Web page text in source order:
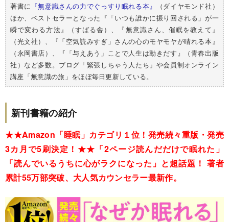
著書に 『無意識さんの力でぐっすり眠れる本』
（ダイヤモンド社）
ほか、ベストセラーとなった『「いつも誰かに振り回される」が一
瞬で変わる方法』（すばる舎）、『無意識さん、催眠を教えて』
（光文社）、『「空気読みすぎ」さんの心のモヤモヤが晴れる本』
（永岡書店）、『「与えあう」ことで人生は動きだす』（青春出版
社）など多数。ブログ「緊張しちゃう人たち」や会員制オンライン
講座「無意識の旅」をほぼ毎日更新している。
新刊書籍の紹介
★★Amazon「睡眠」カテゴリ１位！発売続々重版・発売
3カ月で5刷決定！★★「2ページ読んだだけで眠れた」
「読んでいるうちに心がラクになった」と超話題！ 著者
累計55万部突破、大人気カウンセラー最新作。